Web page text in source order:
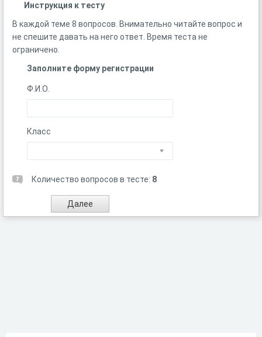
Инструкция к тесту
В каждой теме 8 вопросов. Внимательно читайте вопрос и
не спешите давать на него ответ. Время теста не
ограничено.
Заполните форму регистрации
Ф.И.О.
Класс
Количество вопросов в тесте: 8